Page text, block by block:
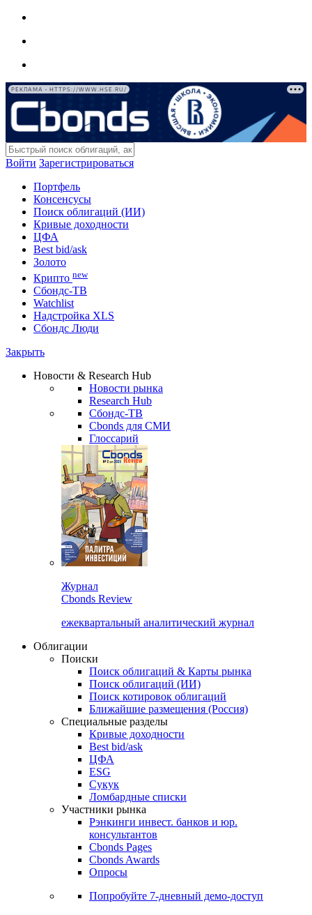
РЕКЛАМА • HTTPS://WWW.HSE.RU/
Войти Зарегистрироваться
Портфель
Консенсусы
Поиск облигаций (ИИ)
Кривые доходности
ЦФА
Best bid/ask
Золото
Крипто new
Сбондс-ТВ
Watchlist
Надстройка XLS
Сбондс Люди
Закрыть
Новости & Research Hub
Новости рынка
Research Hub
Сбондс-ТВ
Cbonds для СМИ
Глоссарий
Журнал
Cbonds Review
ежеквартальный аналитический журнал
Облигации
Поиски
Поиск облигаций & Карты рынка
Поиск облигаций (ИИ)
Поиск котировок облигаций
Ближайшие размещения (Россия)
Специальные разделы
Кривые доходности
Best bid/ask
ЦФА
ESG
Сукук
Ломбардные списки
Участники рынка
Рэнкинги инвест. банков и юр.
консультантов
Cbonds Pages
Cbonds Awards
Опросы
Попробуйте 7-дневный демо-доступ